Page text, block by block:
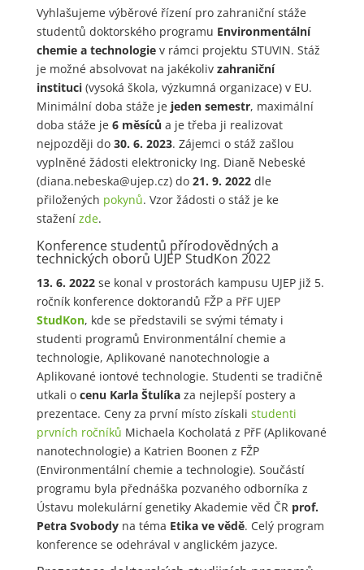
Vyhlašujeme výběrové řízení pro zahraniční stáže
studentů doktorského programu Environmentální
chemie a technologiev rámci projektu STUVIN. Stáž
je možné absolvovat na jakékoliv zahraniční
instituci(vysoká škola, výzkumná organizace) v EU.
Minimální doba stáže je jeden semestr, maximální
doba stáže je 6 měsíců a je třeba ji realizovat
nejpozději do 30. 6. 2023. Zájemci o stáž zašlou
vyplněné žádosti elektronicky Ing. Dianě Nebeské
(diana.nebeska@ujep.cz) do 21. 9. 2022dle
přiložených pokynů. Vzor žádosti o stáž je ke
stažení zde.
Konference studentů přírodovědných a
technických oborů UJEP StudKon 2022
13. 6. 2022se konal v prostorách kampusu UJEP již 5.
ročník konference doktorandů FŽP a PřF UJEP
StudKon, kde se představili se svými tématy i
studenti programů Environmentální chemie a
technologie, Aplikované nanotechnologie a
Aplikované iontové technologie. Studenti se tradičně
utkali o cenu Karla Štulíkaza nejlepší postery a
prezentace. Ceny za první místo získali studenti
prvních ročníků Michaela Kocholatá z PřF (Aplikované
nanotechnologie) a Katrien Boonen z FŽP
(Environmentální chemie a technologie). Součástí
programu byla přednáška pozvaného odborníka z
Ústavu molekulární genetiky Akademie věd ČR prof.
Petra Svobodyna téma Etika ve vědě. Celý program
konference se odehrával v anglickém jazyce.